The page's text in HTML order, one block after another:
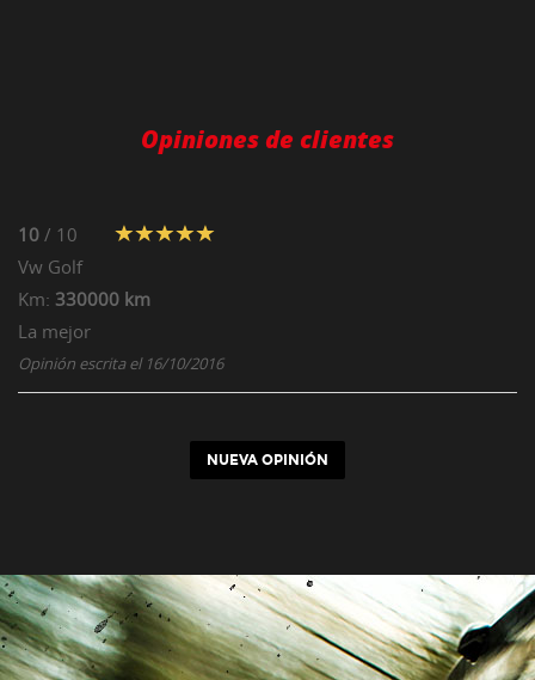
Opiniones de clientes
10 / 10
Vw Golf
Km: 330000 km
La mejor
Opinión escrita el 16/10/2016
NUEVA OPINIÓN